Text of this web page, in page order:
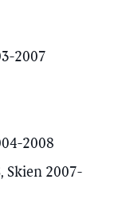
2007
2008
Skien 2007-